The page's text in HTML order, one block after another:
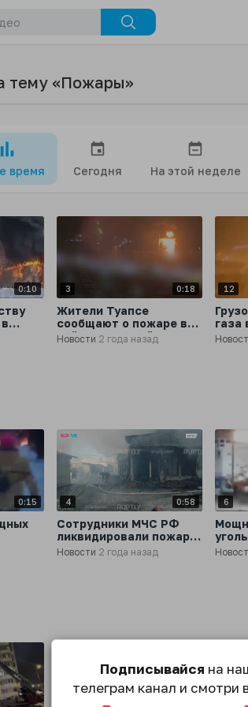
тему «Пожары»
время Сегодня На этой неделе
0:10 3 0:18
Жители Туапсе
сообщают о пожаре в
районе местной
нефтебазы
Новости 2 года назад
12
газа
0:15 4 0:58
Сотрудники МЧС РФ
ликвидировали пожар
площадью 1000
квадратных метров на
Новости 2 года назад
6
Подписывайся на
телеграм канал и смотри